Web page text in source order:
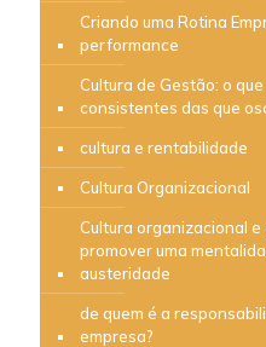
Criando uma Rotina
performance
Cultura de Gestão: o
consistentes das que
cultura e rentabilidade
Cultura Organizacional
Cultura organizacional
promover uma
austeridade
de quem é a
empresa?